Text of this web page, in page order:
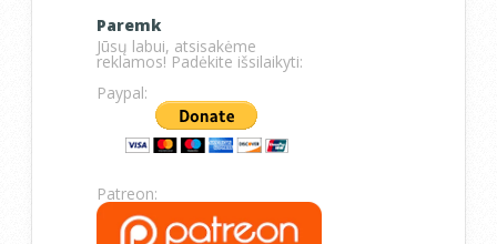
Paremk
Jūsų labui, atsisakėme
reklamos! Padėkite išsilaikyti:
Paypal:
Patreon: